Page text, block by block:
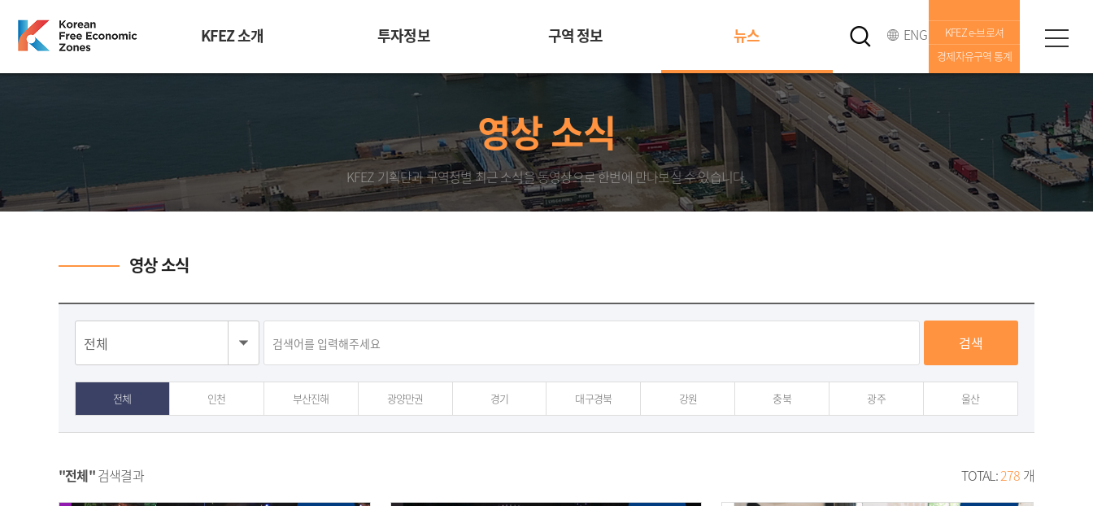
ENG
KFEZ e-브로셔
경제자유구역 통계
KFEZ 소개 투자정보 구역 정보 뉴스
영상 소식
KFEZ 기획단과 구역청별 최근 소식을 동영상으로 한번에 만나보실 수 있습니다.
영상 소식
검색
전체 인천 부산진해 광양만권 경기 대구경북 강원 충북 광주 울산
"전체"검색결과 TOTAL:278 개